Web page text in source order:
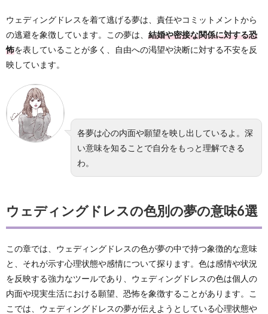
ウェディングドレスを着て逃げる夢は、責任やコミットメントから
の逃避を象徴しています。この夢は、 結婚や密接な関係に対する恐
怖を表していることが多く、自由への渇望や決断に対する不安を反
映しています。
各夢は心の内面や願望を映し出しているよ。深
い意味を知ることで自分をもっと理解できる
わ。
ウェディングドレスの色別の夢の意味6選
この章では、ウェディングドレスの色が夢の中で持つ象徴的な意味
と、それが示す心理状態や感情について探ります。色は感情や状況
を反映する強力なツールであり、ウェディングドレスの色は個人の
内面や現実生活における願望、恐怖を象徴することがあります。こ
こでは、ウェディングドレスの夢が伝えようとしている心理状態や